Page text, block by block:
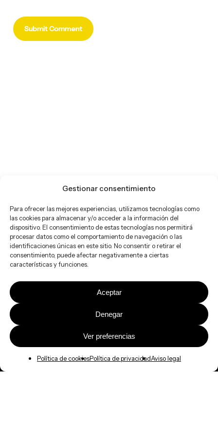
Gestionar consentimiento
Para ofrecer las mejores experiencias, utilizamos tecnologías como
las cookies para almacenar y/o acceder a la información del
dispositivo. El consentimiento de estas tecnologías nos permitirá
procesar datos como el comportamiento de navegación o las
identificaciones únicas en este sitio. No consentir o retirar el
consentimiento, puede afectar negativamente a ciertas
características y funciones.
Aceptar
Denegar
Ver preferencias
Política de cookiesPolítica de privacidadAviso legal